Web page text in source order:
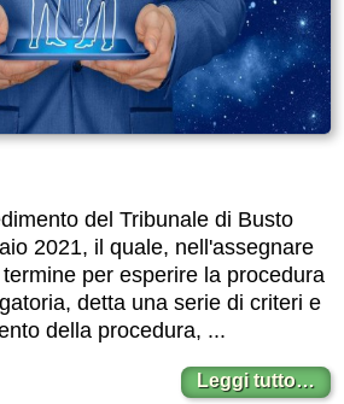
del Tribunale di Busto
2021, il quale, nell'assegnare
per esperire la procedura
detta una serie di criteri e
della procedura, ...
Leggi tutto…